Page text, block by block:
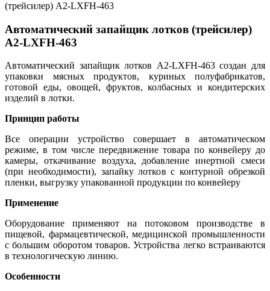
Автоматический запайщик лотков (трейсилер)
А2-LXFH-463
Автоматический запайщик лотков А2-LXFH-463 создан для
упаковки мясных продуктов, куриных полуфабрикатов,
готовой еды, овощей, фруктов, колбасных и кондитерских
изделий в лотки.
Принцип работы
Все операции устройство совершает в автоматическом
режиме, в том числе передвижение товара по конвейеру до
камеры, откачивание воздуха, добавление инертной смеси
(при необходимости), запайку лотков с контурной обрезкой
пленки, выгрузку упакованной продукции по конвейеру
Применение
Оборудование применяют на потоковом производстве в
пищевой, фармацевтической, медицинской промышленности
с большим оборотом товаров. Устройства легко встраиваются
в технологическую линию.
Особенности